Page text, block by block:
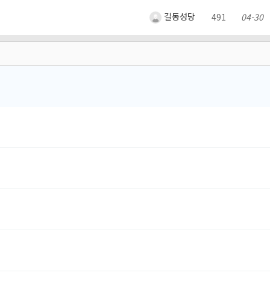
길동성당 491 04-30